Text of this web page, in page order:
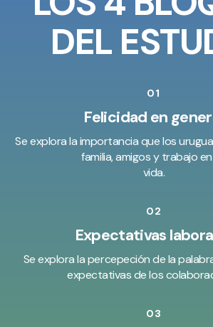
DEL
01
Felicidad en
Se explora la importancia que los
familia, amigos y trabajo
vida.
02
Expectativas
Se explora la percepeción de la
expectativas de los
03